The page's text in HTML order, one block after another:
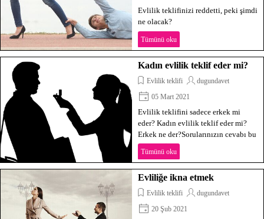
Evlilik teklifinizi reddetti, peki şimdi
ne olacak?
Tümünü oku
Kadın evlilik teklif eder mi?
Evlilik teklifi
dugundavet
05 Mart 2021
Evlilik teklifini sadece erkek mi
eder? Kadın evlilik teklif eder mi?
Erkek ne der?Sorularınızın cevabı bu
yazımızda.
Tümünü oku
Evliliğe ikna etmek
Evlilik teklifi
dugundavet
20 Şub 2021